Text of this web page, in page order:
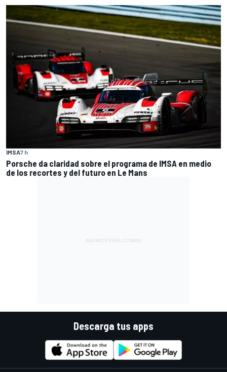
IMSA7 h
Porsche da claridad sobre el programa de IMSA en medio
de los recortes y del futuro en Le Mans
Descarga tus apps